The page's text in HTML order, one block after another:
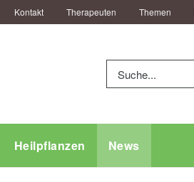
Kontakt Therapeuten Themen
Heilpflanzen News